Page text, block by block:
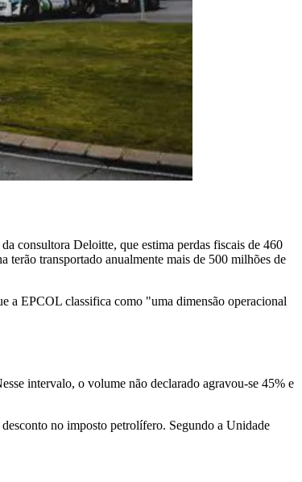
consultora Deloitte, que estima perdas fiscais de 460
terão transportado anualmente mais de 500 milhões de
a EPCOL classifica como "uma dimensão operacional
intervalo, o volume não declarado agravou-se 45% e
no imposto petrolífero. Segundo a Unidade